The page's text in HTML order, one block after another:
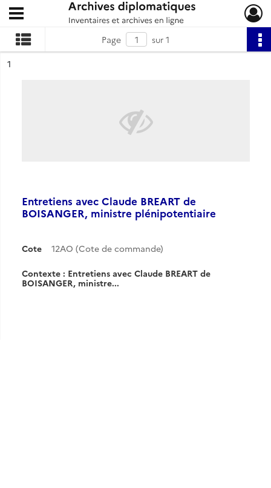
Archives diplomatiques
Ouvrir le menu déroulant
Page
sur 1
n°
1
Entretiens avec Claude BREART de
BOISANGER, ministre plénipotentiaire
Cote 12AO (Cote de commande)
Contexte : Entretiens avec Claude BREART de
BOISANGER, ministre...